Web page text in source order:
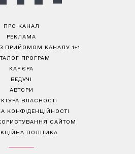
ПРО КАНАЛ
РЕКЛАМА
ПРИЙОМОМ КАНАЛУ 1+1
ПРОГРАМ
КАР’ЄРА
ВЕДУЧІ
АВТОРИ
ВЛАСНОСТІ
КОНФІДЕНЦІЙНОСТІ
САЙТОМ
ПОЛІТИКА